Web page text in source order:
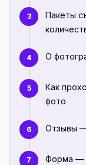
3
Пакеты
4 О
5
Как
фото
6 Отзывы —
7 Форма —